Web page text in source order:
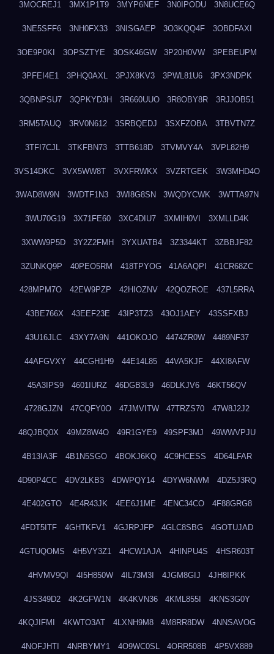
3MOCREJ1 3MX1P1T9 3MYP6NEF 3N0IPODU 3N8UCE6Q
3NE5SFF6 3NH0FX33 3NISGAEP 3O3KQQ4F 3OBDFAXI
3OE9P0KI 3OPSZTYE 3OSK46GW 3P20H0VW 3PEBEUPM
3PFEI4E1 3PHQ0AXL 3PJX8KV3 3PWL81U6 3PX3NDPK
3QBNPSU7 3QPKYD3H 3R660UUO 3R8OBY8R 3RJJOB51
3RM5TAUQ 3RV0N612 3SRBQEDJ 3SXFZOBA 3TBVTN7Z
3TFI7CJL 3TKFBN73 3TTB618D 3TVMVY4A 3VPL82H9
3VS14DKC 3VX5WW8T 3VXFRWKX 3VZRTGEK 3W3MHD4O
3WAD8W9N 3WDTF1N3 3WI8G8SN 3WQDYCWK 3WTTA97N
3WU70G19 3X71FE60 3XC4DIU7 3XMIH0VI 3XMLLD4K
3XWW9P5D 3Y2Z2FMH 3YXUATB4 3Z3344KT 3ZBBJF82
3ZUNKQ9P 40PEO5RM 418TPYOG 41A6AQPI 41CR68ZC
428MPM7O 42EW9PZP 42HIOZNV 42QOZROE 437L5RRA
43BE766X 43EEF23E 43IP3TZ3 43OJ1AEY 43SSFXBJ
43U16JLC 43XY7A9N 441OKOJO 4474ZR0W 4489NF37
44AFGVXY 44CGH1H9 44E14L85 44VA5KJF 44XI8AFW
45A3IPS9 4601IURZ 46DGB3L9 46DLKJV6 46KT56QV
4728GJZN 47CQFY0O 47JMVITW 47TRZS70 47W8J2J2
48QJBQ0X 49MZ8W4O 49R1GYE9 49SPF3MJ 49WWVPJU
4B13IA3F 4B1N5SGO 4BOKJ6KQ 4C9HCESS 4D64LFAR
4D90P4CC 4DV2LKB3 4DWPQY14 4DYW6NWM 4DZ5J3RQ
4E402GTO 4E4R43JK 4EE6J1ME 4ENC34CO 4F88GRG8
4FDT5ITF 4GHTKFV1 4GJRPJFP 4GLC8SBG 4GOTUJAD
4GTUQOMS 4H5VY3Z1 4HCW1AJA 4HINPU4S 4HSR603T
4HVMV9QI 4I5H850W 4IL73M3I 4JGM8GIJ 4JH8IPKK
4JS349D2 4K2GFW1N 4K4KVN36 4KML855I 4KNS3G0Y
4KQJIFMI 4KWTO3AT 4LXNH9M8 4M8RR8DW 4NNSAVOG
4NOFJHTI 4NRBYMY1 4O9WC0SL 4ORR508B 4P5VX889